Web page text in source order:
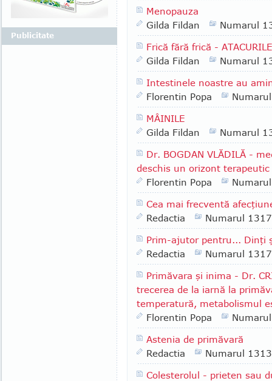
Menopauza
Gilda Fildan
Numarul
Frică fără frică -
Gilda Fildan
Numarul
Intestinele noastre au
Florentin Popa
MÂINILE
Gilda Fildan
Numarul
Dr. BOGDAN VLĂDILĂ -
deschis un orizont
Florentin Popa
Cea mai frecventă
Redactia
Numarul 1317
Prim-ajutor pentru... Dinţi
Redactia
Numarul 1317
Primăvara şi inima - Dr.
trecerea de la iarnă la
temperatură, metabolismul
Florentin Popa
Astenia de primăvară
Redactia
Numarul 1313
Colesterolul - prieten sau
Publicitate